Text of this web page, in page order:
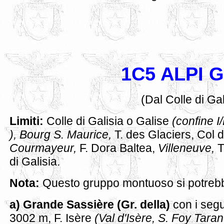
1C5 ALPI
(Dal Colle di
Limiti: Colle di Galisia o Galise (confine
), Bourg S. Maurice,T. des Glaciers, Col
Courmayeur, F. Dora Baltea, Villeneuve,
di Galisia.
Nota:Questo gruppo montuoso si
a) Grande Sassière (Gr. della)con i
3002 m, F. Isère (Val d'Isère, S. Foy